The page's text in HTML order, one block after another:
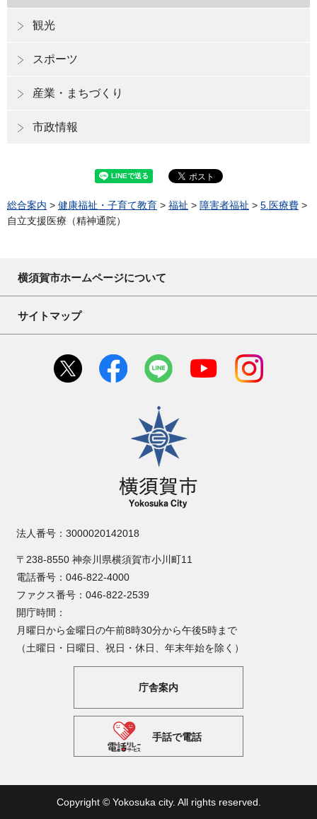
観光
スポーツ
産業・まちづくり
市政情報
総合案内 > 健康福祉・子育て教育 > 福祉 > 障害者福祉 > 5.医療費 >
自立支援医療（精神通院）
横須賀市ホームページについて
サイトマップ
横須賀市
法人番号：3000020142018
〒238-8550 神奈川県横須賀市小川町11
電話番号：046-822-4000
ファクス番号：046-822-2539
開庁時間：
月曜日から金曜日の午前8時30分から午後5時まで
（土曜日・日曜日、祝日・休日、年末年始を除く）
庁舎案内
手話で電話
Copyright © Yokosuka city. All rights reserved.